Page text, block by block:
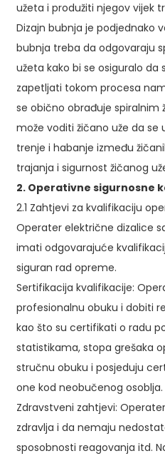
užeta i produžiti njegov vijek
Dizajn bubnja je podjednako
bubnja treba da odgovaraju
užeta kako bi se osiguralo da
zapetljati tokom procesa
se obično obrađuje spiralnim
može voditi žičano uže da
trenje i habanje između
trajanja i sigurnost žičanog
2. Operativne sigurnosne
2.1 Zahtjevi za kvalifikaciju
Operater električne dizalice
imati odgovarajuće
siguran rad opreme.
Sertifikacija kvalifikacije:
profesionalnu obuku i dobiti
kao što su certifikati o radu
statistikama, stopa grešaka
stručnu obuku i posjeduju
one kod neobučenog osoblja.
Zdravstveni zahtjevi:
zdravlja i da nemaju
sposobnosti reagovanja itd.